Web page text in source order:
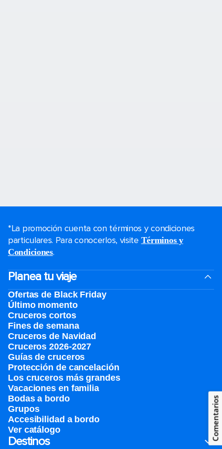
*La promoción cuenta con términos y condiciones
particulares. Para conocerlos, visite Términos y
Condiciones.
Planea tu viaje
Ofertas de Black Friday
Último momento
Cruceros cortos
Fines de semana
Cruceros de Navidad
Cruceros 2026-2027
Guías de cruceros
Protección de cancelación
Los cruceros más grandes
Vacaciones en familia
Bodas a bordo
Grupos
Accesibilidad a bordo
Ver catálogo
Destinos
Comentarios